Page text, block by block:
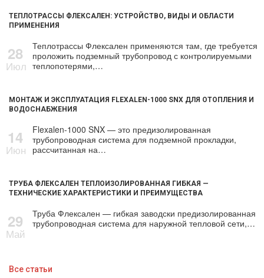
ТЕПЛОТРАССЫ ФЛЕКСАЛЕН: УСТРОЙСТВО, ВИДЫ И ОБЛАСТИ
ПРИМЕНЕНИЯ
28
Июл
Теплотрассы Флексален применяются там, где требуется
проложить подземный трубопровод с контролируемыми
теплопотерями,…
МОНТАЖ И ЭКСПЛУАТАЦИЯ FLEXALEN-1000 SNX ДЛЯ ОТОПЛЕНИЯ И
ВОДОСНАБЖЕНИЯ
14
Июн
Flexalen-1000 SNX — это предизолированная
трубопроводная система для подземной прокладки,
рассчитанная на…
ТРУБА ФЛЕКСАЛЕН ТЕПЛОИЗОЛИРОВАННАЯ ГИБКАЯ —
ТЕХНИЧЕСКИЕ ХАРАКТЕРИСТИКИ И ПРЕИМУЩЕСТВА
29
Май
Труба Флексален — гибкая заводски предизолированная
трубопроводная система для наружной тепловой сети,…
Все статьи